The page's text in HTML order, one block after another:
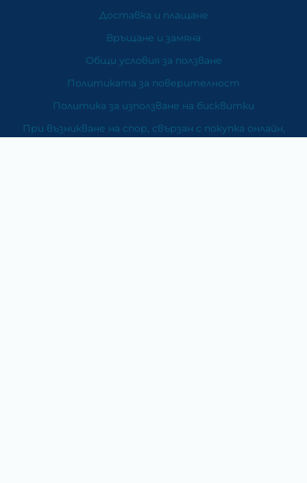
Доставка и плащане
Връщане и замяна
Общи условия за ползване
Политиката за поверителност
Политика за използване на бисквитки
При възникване на спор, свързан с покупка онлайн,
можете да ползвате сайта ОРС